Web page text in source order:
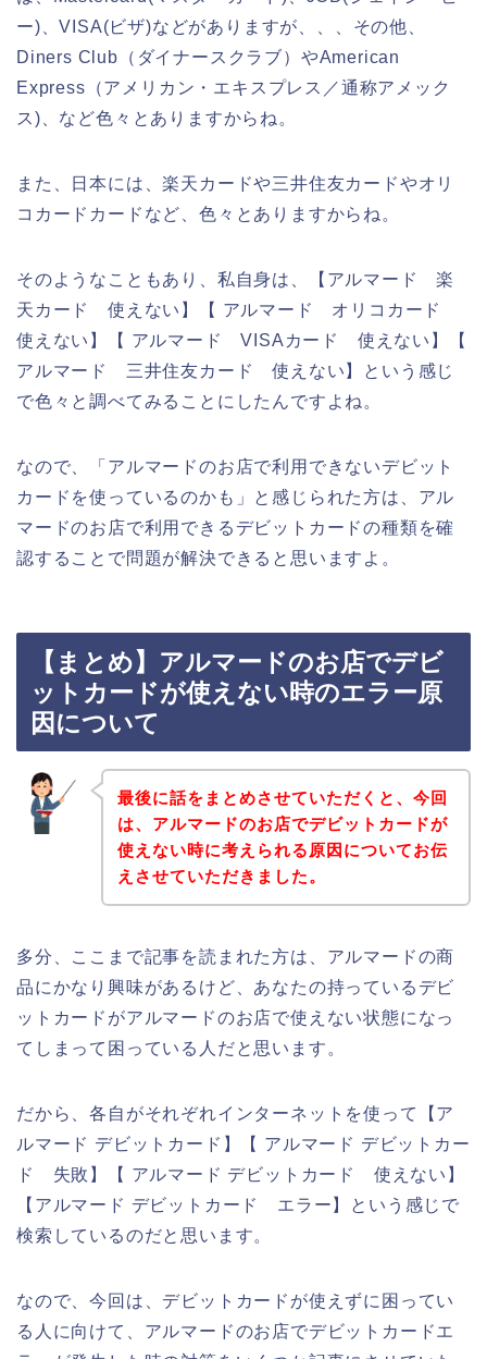
ー)、VISA(ビザ)などがありますが、、、その他、
Diners Club（ダイナースクラブ）やAmerican
Express（アメリカン・エキスプレス／通称アメック
ス)、など色々とありますからね。
また、日本には、楽天カードや三井住友カードやオリ
コカードカードなど、色々とありますからね。
そのようなこともあり、私自身は、【アルマード 楽
天カード 使えない】【 アルマード オリコカード
使えない】【 アルマード VISAカード 使えない】【
アルマード 三井住友カード 使えない】という感じ
で色々と調べてみることにしたんですよね。
なので、「アルマードのお店で利用できないデビット
カードを使っているのかも」と感じられた方は、アル
マードのお店で利用できるデビットカードの種類を確
認することで問題が解決できると思いますよ。
【まとめ】アルマードのお店でデビ
ットカードが使えない時のエラー原
因について
最後に話をまとめさせていただくと、今回
は、アルマードのお店でデビットカードが
使えない時に考えられる原因についてお伝
えさせていただきました。
多分、ここまで記事を読まれた方は、アルマードの商
品にかなり興味があるけど、あなたの持っているデビ
ットカードがアルマードのお店で使えない状態になっ
てしまって困っている人だと思います。
だから、各自がそれぞれインターネットを使って【ア
ルマード デビットカード】【 アルマード デビットカー
ド 失敗】【 アルマード デビットカード 使えない】
【アルマード デビットカード エラー】という感じで
検索しているのだと思います。
なので、今回は、デビットカードが使えずに困ってい
る人に向けて、アルマードのお店でデビットカードエ